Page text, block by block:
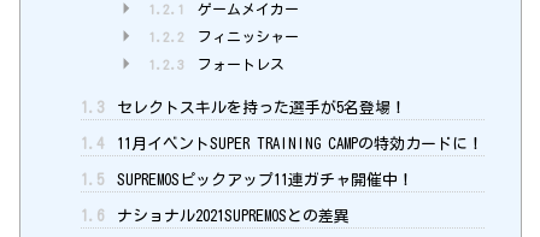
1.2.1 ゲームメイカー
1.2.2 フィニッシャー
1.2.3 フォートレス
1.3 セレクトスキルを持った選手が5名登場！
1.4 11月イベントSUPER TRAINING CAMPの特効カードに！
1.5 SUPREMOSピックアップ11連ガチャ開催中！
1.6 ナショナル2021SUPREMOSとの差異